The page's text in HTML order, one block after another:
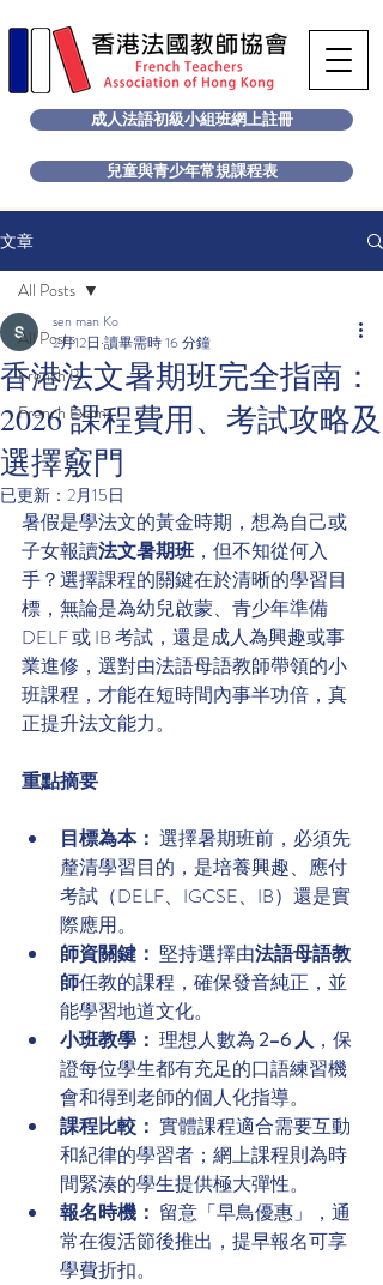
成人法語初級小組班網上註冊
兒童與青少年常規課程表
文章
All Posts
French B
French Exams
All Posts
香港法文暑期班完全指南：
2026 課程費用、考試攻略及
選擇竅門
sen man Ko
2月12日 讀畢需時 16 分鐘
已更新： 2月15日
暑假是學法文的黃金時期，想為自己或
子女報讀法文暑期班，但不知從何入
手？選擇課程的關鍵在於清晰的學習目
標，無論是為幼兒啟蒙、青少年準備
DELF 或 IB 考試，還是成人為興趣或事
業進修，選對由法語母語教師帶領的小
班課程，才能在短時間內事半功倍，真
正提升法文能力。
重點摘要
目標為本： 選擇暑期班前，必須先
釐清學習目的，是培養興趣、應付
考試（DELF、IGCSE、IB）還是實
際應用。
師資關鍵： 堅持選擇由法語母語教
師任教的課程，確保發音純正，並
能學習地道文化。
小班教學： 理想人數為 2–6 人，保
證每位學生都有充足的口語練習機
會和得到老師的個人化指導。
課程比較： 實體課程適合需要互動
和紀律的學習者；網上課程則為時
間緊湊的學生提供極大彈性。
報名時機： 留意「早鳥優惠」，通
常在復活節後推出，提早報名可享
學費折扣。